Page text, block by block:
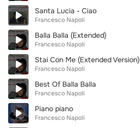
Santa Lucia - Ciao
Francesco Napoli
Balla Balla (Extended)
Francesco Napoli
Stai Con Me (Extended Version)
Francesco Napoli
Best Of Balla Balla
Francesco Napoli
Piano piano
Francesco Napoli